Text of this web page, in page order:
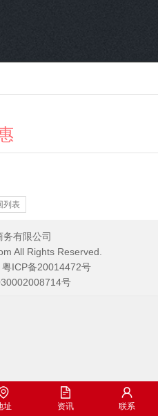
列表
有限公司
All Rights Reserved.
粤ICP备20014472号
号
址 资讯 联系